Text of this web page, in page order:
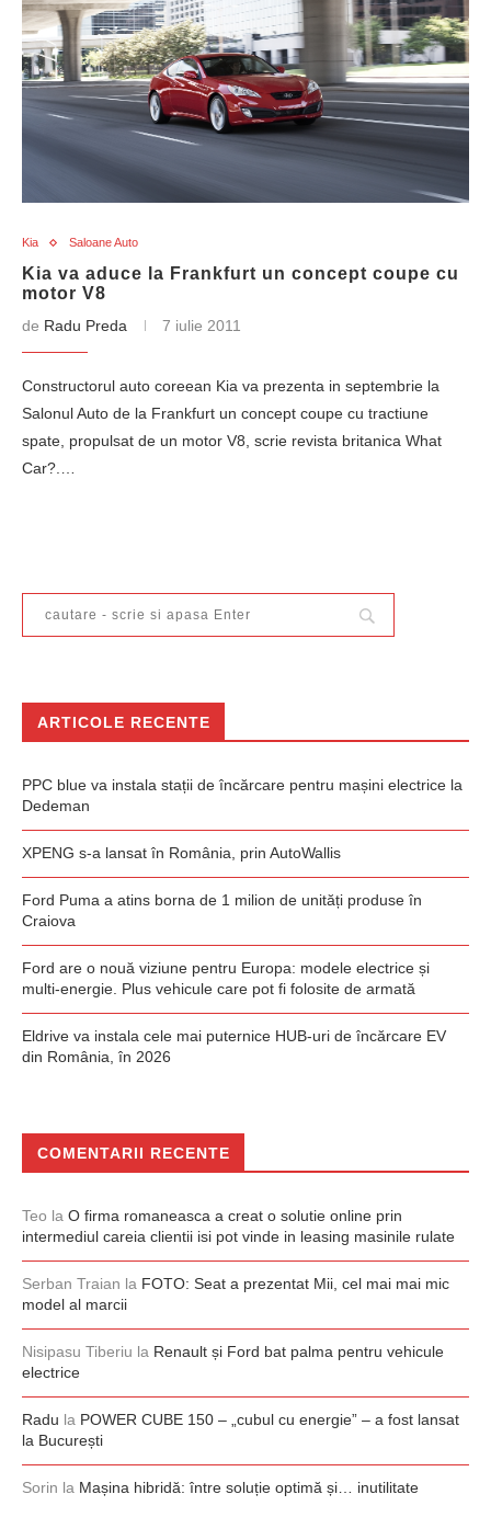
Kia Saloane Auto
Kia va aduce la Frankfurt un concept coupe cu
motor V8
de Radu Preda 7 iulie 2011
Constructorul auto coreean Kia va prezenta in septembrie la
Salonul Auto de la Frankfurt un concept coupe cu tractiune
spate, propulsat de un motor V8, scrie revista britanica What
Car?.…
ARTICOLE RECENTE
PPC blue va instala stații de încărcare pentru mașini electrice la
Dedeman
XPENG s-a lansat în România, prin AutoWallis
Ford Puma a atins borna de 1 milion de unități produse în
Craiova
Ford are o nouă viziune pentru Europa: modele electrice și
multi-energie. Plus vehicule care pot fi folosite de armată
Eldrive va instala cele mai puternice HUB-uri de încărcare EV
din România, în 2026
COMENTARII RECENTE
Teo la O firma romaneasca a creat o solutie online prin
intermediul careia clientii isi pot vinde in leasing masinile rulate
Serban Traian la FOTO: Seat a prezentat Mii, cel mai mai mic
model al marcii
Nisipasu Tiberiu la Renault și Ford bat palma pentru vehicule
electrice
Radu la POWER CUBE 150 – „cubul cu energie” – a fost lansat
la București
Sorin la Mașina hibridă: între soluție optimă și… inutilitate